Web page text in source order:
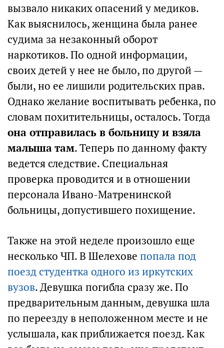
вызвало никаких опасений у медиков.
Как выяснилось, женщина была ранее
судима за незаконный оборот
наркотиков. По одной информации,
своих детей у нее не было, по другой —
были, но ее лишили родительских прав.
Однако желание воспитывать ребенка, по
словам похитительницы, осталось. Тогда
она отправилась в больницу и взяла
малыша там. Теперь по данному факту
ведется следствие. Специальная
проверка проводится и в отношении
персонала Ивано-Матренинской
больницы, допустившего похищение.
Также на этой неделе произошло еще
несколько ЧП. В Шелехове попала под
поезд студентка одного из иркутских
вузов. Девушка погибла сразу же. По
предварительным данным, девушка шла
по переезду в неположенном месте и не
услышала, как приближается поезд. Как